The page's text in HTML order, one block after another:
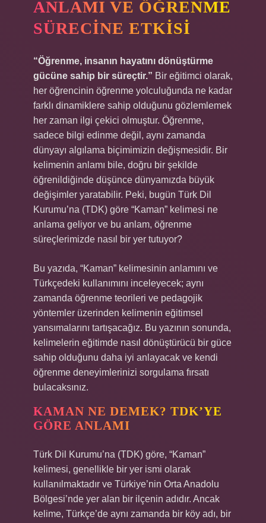
ANLAMI VE ÖĞRENME
SÜRECINE ETKISI
“Öğrenme, insanın hayatını dönüştürme
gücüne sahip bir süreçtir.” Bir eğitimci olarak,
her öğrencinin öğrenme yolculuğunda ne kadar
farklı dinamiklere sahip olduğunu gözlemlemek
her zaman ilgi çekici olmuştur. Öğrenme,
sadece bilgi edinme değil, aynı zamanda
dünyayı algılama biçimimizin değişmesidir. Bir
kelimenin anlamı bile, doğru bir şekilde
öğrenildiğinde düşünce dünyamızda büyük
değişimler yaratabilir. Peki, bugün Türk Dil
Kurumu’na (TDK) göre “Kaman” kelimesi ne
anlama geliyor ve bu anlam, öğrenme
süreçlerimizde nasıl bir yer tutuyor?
Bu yazıda, “Kaman” kelimesinin anlamını ve
Türkçedeki kullanımını inceleyecek; aynı
zamanda öğrenme teorileri ve pedagojik
yöntemler üzerinden kelimenin eğitimsel
yansımalarını tartışacağız. Bu yazının sonunda,
kelimelerin eğitimde nasıl dönüştürücü bir güce
sahip olduğunu daha iyi anlayacak ve kendi
öğrenme deneyimlerinizi sorgulama fırsatı
bulacaksınız.
KAMAN NE DEMEK? TDK’YE
GÖRE ANLAMI
Türk Dil Kurumu’na (TDK) göre, “Kaman”
kelimesi, genellikle bir yer ismi olarak
kullanılmaktadır ve Türkiye’nin Orta Anadolu
Bölgesi’nde yer alan bir ilçenin adıdır. Ancak
kelime, Türkçe’de aynı zamanda bir köy adı, bir